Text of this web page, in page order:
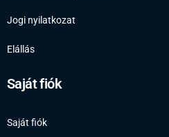
Jogi nyilatkozat
Elállás
Saját fiók
Saját fiók